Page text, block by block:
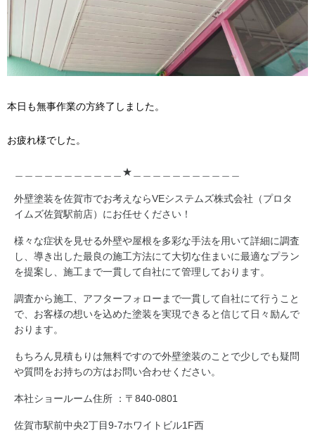
本日も無事作業の方終了しました。
お疲れ様でした。
＿＿＿＿＿＿＿＿＿＿＿★＿＿＿＿＿＿＿＿＿＿＿
外壁塗装を佐賀市でお考えならVEシステムズ株式会社（プロタ
イムズ佐賀駅前店）にお任せください！
様々な症状を見せる外壁や屋根を多彩な手法を用いて詳細に調査
し、導き出した最良の施工方法にて大切な住まいに最適なプラン
を提案し、施工まで一貫して自社にて管理しております。
調査から施工、アフターフォローまで一貫して自社にて行うこと
で、お客様の想いを込めた塗装を実現できると信じて日々励んで
おります。
もちろん見積もりは無料ですので外壁塗装のことで少しでも疑問
や質問をお持ちの方はお問い合わせください。
本社ショールーム住所 ：〒840-0801
佐賀市駅前中央2丁目9-7ホワイトビル1F西